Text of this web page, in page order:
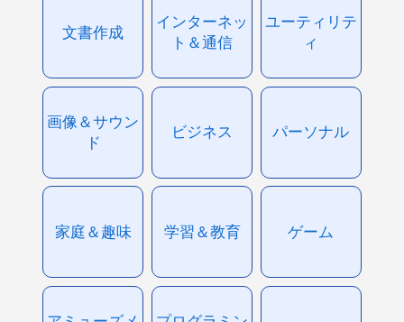
文書作成
インターネッ
ト＆通信
ユーティリテ
ィ
画像＆サウン
ド
ビジネス パーソナル
家庭＆趣味 学習＆教育 ゲーム